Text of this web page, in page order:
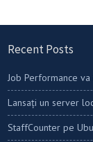
Recent Posts
Job Performance
Lansați un server
StaffCounter pe